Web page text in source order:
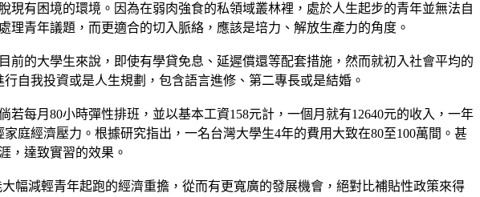
有困境的環境。因為在弱肉強食的私領域叢林裡，處於人生起步的青年並無法自
青年議題，而更適合的切入脈絡，應該是培力、解放生產力的角度。
的大學生來說，即使有學貸免息、延遲償還等配套措施，然而就初入社會平均的
自我投資或是人生規劃，包含語言進修、第二專長或是結婚。
每月80小時彈性排班，並以基本工資158元計，一個月就有12640元的收入，一年
庭經濟壓力。根據研究指出，一名台灣大學生4年的費用大致在80至100萬間。甚
，達致實習的效果。
幅減輕青年起跑的經濟重擔，從而有更寬廣的發展機會，絕對比補貼性政策來得